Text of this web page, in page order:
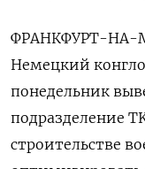
ФРАНКФУРТ-НА-
Немецкий
понедельник
подразделение
строительстве